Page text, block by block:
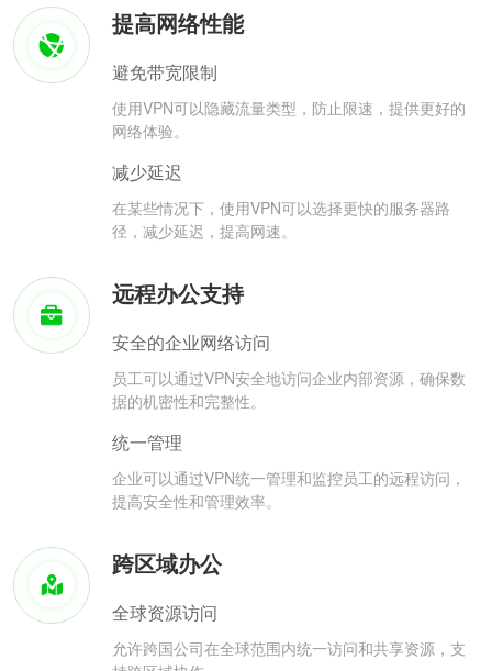
提高网络性能
避免带宽限制
使用VPN可以隐藏流量类型，防止限速，提供更好的
网络体验。
减少延迟
在某些情况下，使用VPN可以选择更快的服务器路
径，减少延迟，提高网速。
远程办公支持
安全的企业网络访问
员工可以通过VPN安全地访问企业内部资源，确保数
据的机密性和完整性。
统一管理
企业可以通过VPN统一管理和监控员工的远程访问，
提高安全性和管理效率。
跨区域办公
全球资源访问
允许跨国公司在全球范围内统一访问和共享资源，支